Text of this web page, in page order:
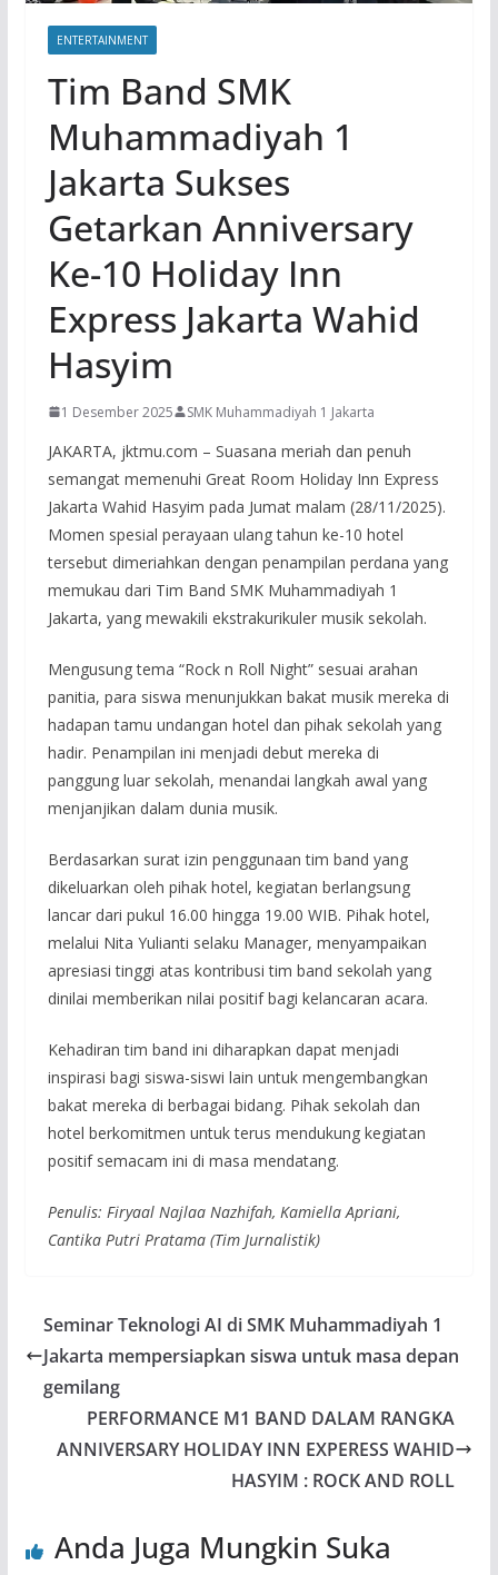
ENTERTAINMENT
Tim Band SMK
Muhammadiyah 1
Jakarta Sukses
Getarkan Anniversary
Ke-10 Holiday Inn
Express Jakarta Wahid
Hasyim
1 Desember 2025 SMK Muhammadiyah 1 Jakarta
JAKARTA, jktmu.com – Suasana meriah dan penuh
semangat memenuhi Great Room Holiday Inn Express
Jakarta Wahid Hasyim pada Jumat malam (28/11/2025).
Momen spesial perayaan ulang tahun ke-10 hotel
tersebut dimeriahkan dengan penampilan perdana yang
memukau dari Tim Band SMK Muhammadiyah 1
Jakarta, yang mewakili ekstrakurikuler musik sekolah.
Mengusung tema “Rock n Roll Night” sesuai arahan
panitia, para siswa menunjukkan bakat musik mereka di
hadapan tamu undangan hotel dan pihak sekolah yang
hadir. Penampilan ini menjadi debut mereka di
panggung luar sekolah, menandai langkah awal yang
menjanjikan dalam dunia musik.
Berdasarkan surat izin penggunaan tim band yang
dikeluarkan oleh pihak hotel, kegiatan berlangsung
lancar dari pukul 16.00 hingga 19.00 WIB. Pihak hotel,
melalui Nita Yulianti selaku Manager, menyampaikan
apresiasi tinggi atas kontribusi tim band sekolah yang
dinilai memberikan nilai positif bagi kelancaran acara.
Kehadiran tim band ini diharapkan dapat menjadi
inspirasi bagi siswa-siswi lain untuk mengembangkan
bakat mereka di berbagai bidang. Pihak sekolah dan
hotel berkomitmen untuk terus mendukung kegiatan
positif semacam ini di masa mendatang.
Penulis: Firyaal Najlaa Nazhifah, Kamiella Apriani,
Cantika Putri Pratama (Tim Jurnalistik)
Seminar Teknologi AI di SMK Muhammadiyah 1
Jakarta mempersiapkan siswa untuk masa depan
gemilang
PERFORMANCE M1 BAND DALAM RANGKA
ANNIVERSARY HOLIDAY INN EXPERESS WAHID
HASYIM : ROCK AND ROLL
Anda Juga Mungkin Suka